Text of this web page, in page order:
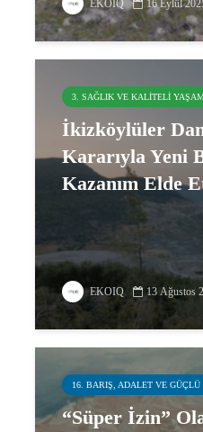
EKOIQ 16 Eylül
3. SAĞLIK VE KALITELI
İkizköylüler
Kararıyla Yeni
Kazanım Elde
EKOIQ 13 Ağustos
16. BARIŞ, ADALET VE
“Süper İzin”